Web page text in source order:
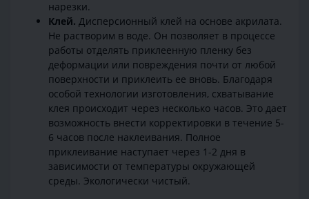
нарезки.
Клей. Дисперсионный клей на основе акрилата.
Не растворим в воде. Он позволяет в процессе
работы отделять приклеенную пленку без
деформации или повреждения почти от любой
поверхности и приклеить ее вновь. Благодаря
особой технологии изготовления, схватывание
клея происходит через несколько часов. Это дает
возможность внести корректировки в течение 5-
6 часов после наклеивания. Полное
приклеивание наступает через 1-2 дня в
зависимости от температуры окружающей
среды. Экологически чистый.